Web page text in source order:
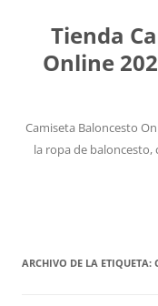
Tienda
Online
Camiseta Baloncesto
la ropa de
ARCHIVO DE LA ETIQUETA: